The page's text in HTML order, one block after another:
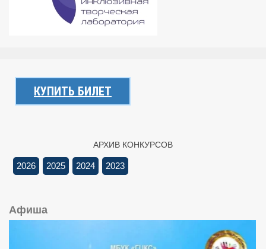
КУПИТЬ БИЛЕТ
АРХИВ КОНКУРСОВ
2026 2025 2024 2023
Афиша